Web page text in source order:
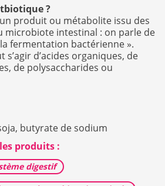
?
produit ou métabolite issu des
microbiote intestinal : on parle de
fermentation bactérienne ».
d’acides organiques, de
de polysaccharides ou
butyrate de sodium
produits :
digestif